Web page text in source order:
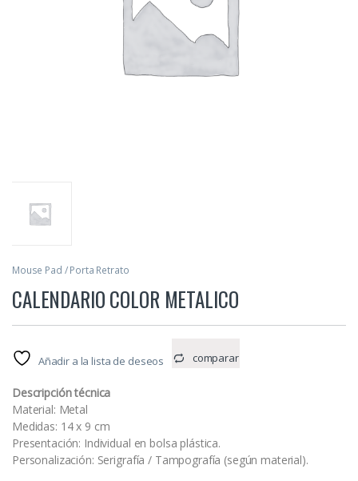
Mouse Pad / Porta Retrato
CALENDARIO COLOR METALICO
Añadir a la lista de deseos comparar
Descripción técnica
Material: Metal
Medidas: 14 x 9 cm
Presentación: Individual en bolsa plástica.
Personalización: Serigrafía / Tampografía (según material).